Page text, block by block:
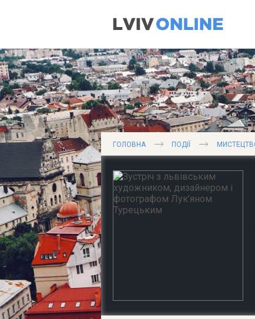
ГОЛОВНА ПОДІЇ